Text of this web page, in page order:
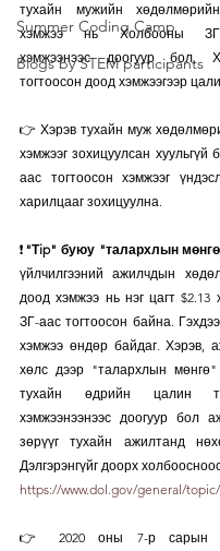
Summer Coding Camp
Blogs by STEM participants
тухайн мужийн
хэмжээ нь Холбооны ЗГ-
хэмжээнээс доогуур бол,
тогтоосон доод хэмжээгээр
👉 Хэрэв тухайн муж
хэмжээг зохицуулсан
аас тогтоосон хэмжээг
харилцааг зохицуулна.
❗ "Тip" буюу "талархлын мөнгө
үйлчилгээний ажилчдын
доод хэмжээ нь нэг цагт
ЗГ-аас тогтоосон байна.
хэмжээ өндөр байдаг. Хэрэв,
хөлс дээр "талархлын
тухайн өдрийн цалин
хэмжээнээнээс доогуур бол
зөрүүг тухайн ажилтанд
Дэлгэрэнгүйг доорх
https://www.dol.gov/general/
👉 2020 оны 7-р сарын